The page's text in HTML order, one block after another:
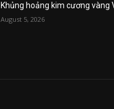
Khủng hoảng kim cương vàng
August 5, 2026